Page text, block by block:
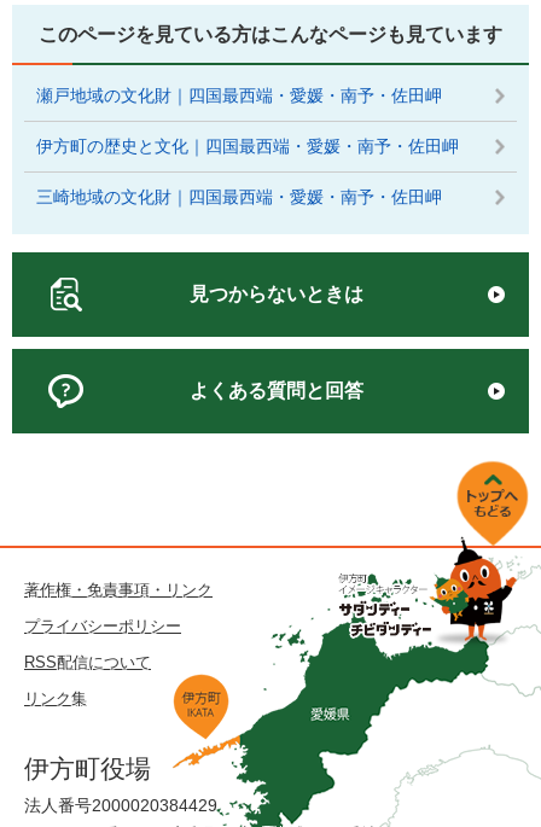
このページを見ている方はこんなページも見ています
瀬戸地域の文化財｜四国最西端・愛媛・南予・佐田岬
伊方町の歴史と文化｜四国最西端・愛媛・南予・佐田岬
三崎地域の文化財｜四国最西端・愛媛・南予・佐田岬
見つからないときは
よくある質問と回答
著作権・免責事項・リンク
プライバシーポリシー
RSS配信について
リンク集
伊方町役場
法人番号2000020384429